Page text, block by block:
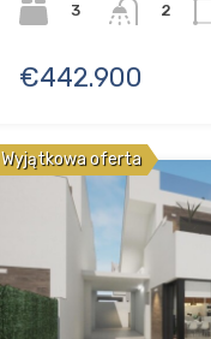
3
2
€442.900
Wyjątkowa oferta